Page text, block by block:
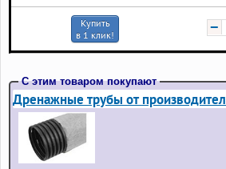
Купить
в 1 клик!
−
С этим товаром покупают
Дренажные трубы от